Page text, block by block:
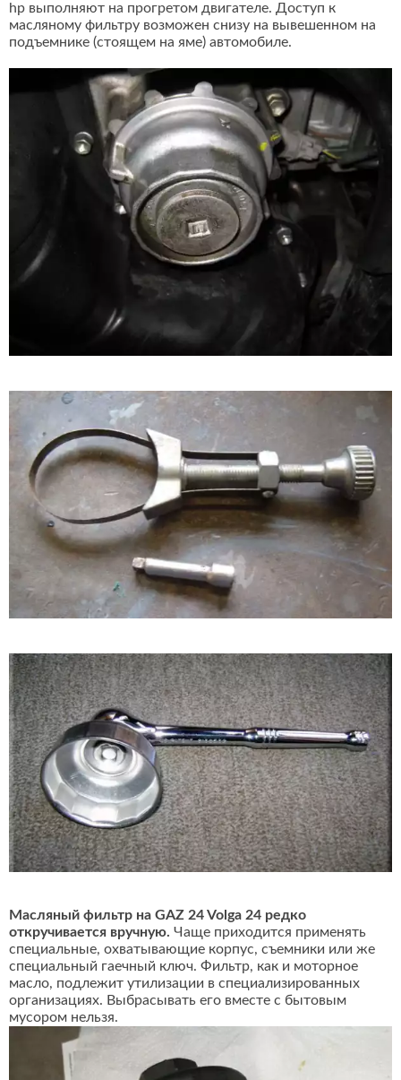
hp выполняют на прогретом двигателе. Доступ к
масляному фильтру возможен снизу на вывешенном на
подъемнике (стоящем на яме) автомобиле.
Масляный фильтр на GAZ 24 Volga 24 редко
откручивается вручную. Чаще приходится применять
специальные, охватывающие корпус, съемники или же
специальный гаечный ключ. Фильтр, как и моторное
масло, подлежит утилизации в специализированных
организациях. Выбрасывать его вместе с бытовым
мусором нельзя.